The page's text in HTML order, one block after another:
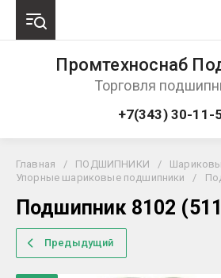
Промтехноснаб
Торговля
+7(343) 30-11-
Главная / ПОДШИПНИКИ /
Упорные шариковые подшипники
/
Подшипник 8102
Предыдущий